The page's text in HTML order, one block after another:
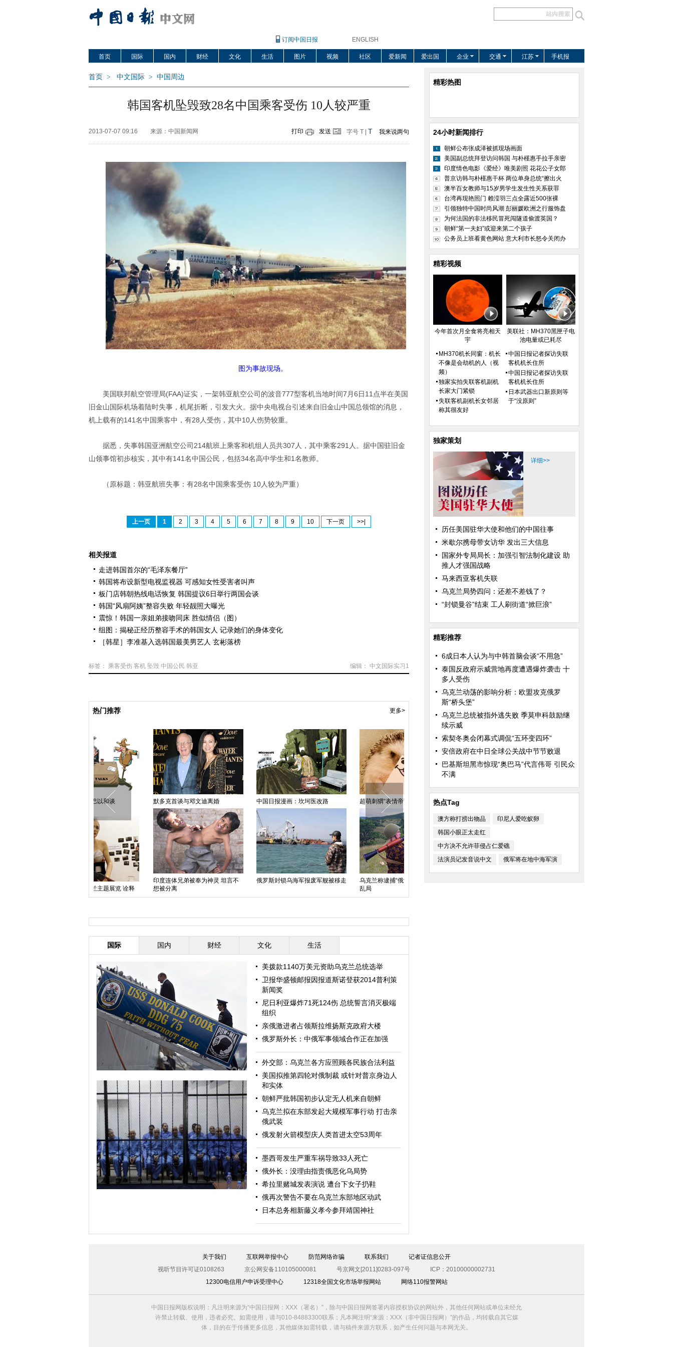
订阅中国日报 ENGLISH
首页 国际 国内 财经 文化 生活 图片 视频 社区 爱新闻 爱出国 企业 交通 江苏 手机报
首页 > 中文国际 > 中国周边
韩国客机坠毁致28名中国乘客受伤 10人较严重
2013-07-07 09:16 来源：中国新闻网 打印 发送 字号 T T 我来说两句
图为事故现场。
美国联邦航空管理局(FAA)证实，一架韩亚航空公司的波音777型客机当地时间7月6日11点半在美国
旧金山国际机场着陆时失事，机尾折断，引发大火。据中央电视台引述来自旧金山中国总领馆的消息，
机上载有的141名中国乘客中，有28人受伤，其中10人伤势较重。
据悉，失事韩国亚洲航空公司214航班上乘客和机组人员共307人，其中乘客291人。据中国驻旧金
山领事馆初步核实，其中有141名中国公民，包括34名高中学生和1名教师。
（原标题：韩亚航班失事：有28名中国乘客受伤 10人较为严重）
上一页 1 2 3 4 5 6 7 8 9 10 下一页 >>|
相关报道
走进韩国首尔的“毛泽东餐厅”
韩国将布设新型电视监视器 可感知女性受害者叫声
板门店韩朝热线电话恢复 韩国提议6日举行两国会谈
韩国“风扇阿姨”整容失败 年轻靓照大曝光
震惊！韩国一亲姐弟接吻同床 胜似情侣（图）
组图：揭秘正经历整容手术的韩国女人 记录她们的身体变化
［韩星］李准基入选韩国最美男艺人 玄彬落榜
编辑： 中文国际实习1
标签： 乘客受伤 客机 坠毁 中国公民 韩亚
热门推荐 更多>
默多克首谈与邓文迪离婚 中国日报漫画：坎坷医改路 超萌刺猬“表情帝”成网络红人
印度连体兄弟被奉为神灵 坦言不
想被分离
俄罗斯封锁乌海军报废军舰被移走
乌克兰称逮捕“俄女间谍” 指其煽动
荷兰大胆摄影师与鲨鱼同游不忘自
国际 国内 财经 文化 生活
美军导弹驱逐舰抵达黑海旨在威慑俄罗斯
利比亚法庭开审卡扎菲政权高官
美拨款1140万美元资助乌克兰总统选举
卫报华盛顿邮报因报道斯诺登获2014普利策
新闻奖
尼日利亚爆炸71死124伤 总统誓言消灭极端
组织
亲俄激进者占领斯拉维扬斯克政府大楼
俄罗斯外长：中俄军事领域合作正在加强
外交部：乌克兰各方应照顾各民族合法利益
美国拟推第四轮对俄制裁 或针对普京身边人
和实体
朝鲜严批韩国初步认定无人机来自朝鲜
乌克兰拟在东部发起大规模军事行动 打击亲
俄武装
俄发射火箭模型庆人类首进太空53周年
墨西哥发生严重车祸导致33人死亡
俄外长：没理由指责俄恶化乌局势
希拉里赌城发表演说 遭台下女子扔鞋
俄再次警告不要在乌克兰东部地区动武
日本总务相新藤义孝今参拜靖国神社
精彩热图
24小时新闻排行
朝鲜公布张成泽被抓现场画面
美国副总统拜登访问韩国 与朴槿惠手拉手亲密
印度情色电影《爱经》唯美剧照 花花公子女郎
普京访韩与朴槿惠干杯 两位单身总统“擦出火
澳半百女教师与15岁男学生发生性关系获罪
台湾再现艳照门 赖滢羽三点全露近500张裸
引领独特中国时尚风潮 彭丽媛欧洲之行服饰盘
为何法国的非法移民冒死闯隧道偷渡英国？
朝鲜“第一夫妇”或迎来第二个孩子
公务员上班看黄色网站 意大利市长怒令关闭办
精彩视频
今年首次月全食将亮相天
宇
美联社：MH370黑匣子电
池电量或已耗尽
MH370机长同窗：机长
不像是会劫机的人（视
频）
独家实拍失联客机副机
长家大门紧锁
失联客机副机长女邻居
称其很友好
中国日报记者探访失联
客机机长住所
中国日报记者探访失联
客机机长住所
日本武器出口新原则等
于“没原则”
独家策划
详细>>
历任美国驻华大使和他们的中国往事
米歇尔携母带女访华 发出三大信息
国家外专局局长：加强引智法制化建设 助
推人才强国战略
马来西亚客机失联
乌克兰局势四问：还差不差钱了？
“封锁曼谷”结束 工人刷街道“掀巨浪”
精彩推荐
6成日本人认为与中韩首脑会谈“不用急”
泰国反政府示威营地再度遭遇爆炸袭击 十
多人受伤
乌克兰动荡的影响分析：欧盟攻克俄罗
斯“桥头堡”
乌克兰总统被指外逃失败 季莫申科鼓励继
续示威
索契冬奥会闭幕式调侃“五环变四环”
安倍政府在中日全球公关战中节节败退
巴基斯坦黑市惊现“奥巴马”代言伟哥 引民众
不满
热点Tag
澳方称打捞出物品
印尼人爱吃蚁卵
韩国小眼正太走红
中方决不允许菲侵占仁爱礁
法演员记发音说中文
俄军将在地中海军演
关于我们 互联网举报中心 防范网络诈骗 联系我们
记者证信息公开
视听节目许可证0108263
京公网安备110105000081 号京网文[2011]0283-097号
ICP：20100000002731
12300电信用户申诉受理中心
12318全国文化市场举报网站 网络110报警网站
中国日报网版权说明：凡注明来源为“中国日报网：XXX（署名）”，除与中国日报网签署内容授权协议的网站外，其他任何网站或单位未经允
许禁止转载、使用，违者必究。如需使用，请与010-84883300联系；凡本网注明“来源：XXX（非中国日报网）”的作品，均转载自其它媒
体，目的在于传播更多信息，其他媒体如需转载，请与稿件来源方联系，如产生任何问题与本网无关。